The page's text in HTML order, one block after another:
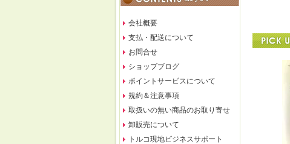
会社概要
支払・配送について
お問合せ
ショップブログ
ポイントサービスについて
規約＆注意事項
取扱いの無い商品のお取り寄せ
卸販売について
トルコ現地ビジネスサポート